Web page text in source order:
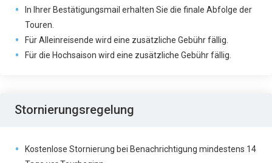
In Ihrer Bestätigungsmail erhalten Sie die finale Abfolge der
Touren.
Für Alleinreisende wird eine zusätzliche Gebühr fällig.
Für die Hochsaison wird eine zusätzliche Gebühr fällig.
Stornierungsregelung
Kostenlose Stornierung bei Benachrichtigung mindestens 14